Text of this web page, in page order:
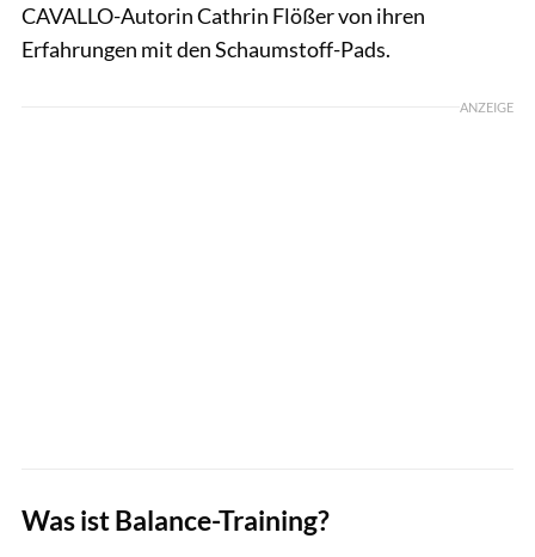
CAVALLO-Autorin Cathrin Flößer von ihren
Erfahrungen mit den Schaumstoff-Pads.
ANZEIGE
Was ist Balance-Training?